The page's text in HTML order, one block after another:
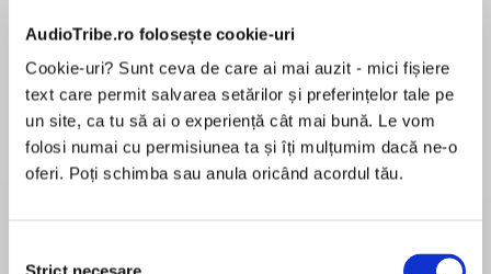
AudioTribe.ro folosește cookie-uri
Cookie-uri? Sunt ceva de care ai mai auzit - mici fișiere
text care permit salvarea setărilor și preferințelor tale pe
un site, ca tu să ai o experiență cât mai bună. Le vom
folosi numai cu permisiunea ta și îți mulțumim dacă ne-o
oferi. Poți schimba sau anula oricând acordul tău.
de...
Dani Francis
la...
Lauren Weisberger
Desprecarte
From New York Times bestselling author of the
suspense.